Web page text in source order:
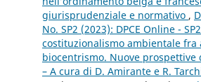
giurisprudenziale e normativo ,
No. SP2 (2023): DPCE Online -
costituzionalismo ambientale fra
biocentrismo. Nuove
– A cura di D. Amirante e R.